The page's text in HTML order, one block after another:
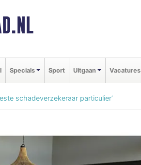
Specials Sport Uitgaan Vacatures
schadeverzekeraar particulier’